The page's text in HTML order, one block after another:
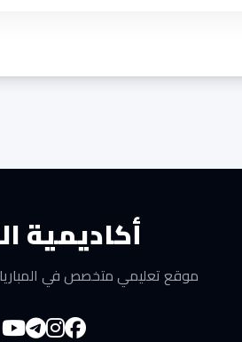
أكاديمية
موقع تعليمي متخصص في